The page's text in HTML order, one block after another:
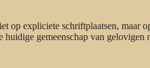
op expliciete schriftplaatsen, maar
gemeenschap van gelovigen